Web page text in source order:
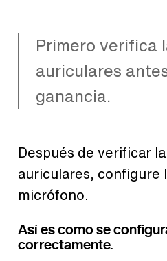
Primero verifica
auriculares
ganancia.
Después de verificar
auriculares, configure
micrófono.
Así es como se
correctamente.